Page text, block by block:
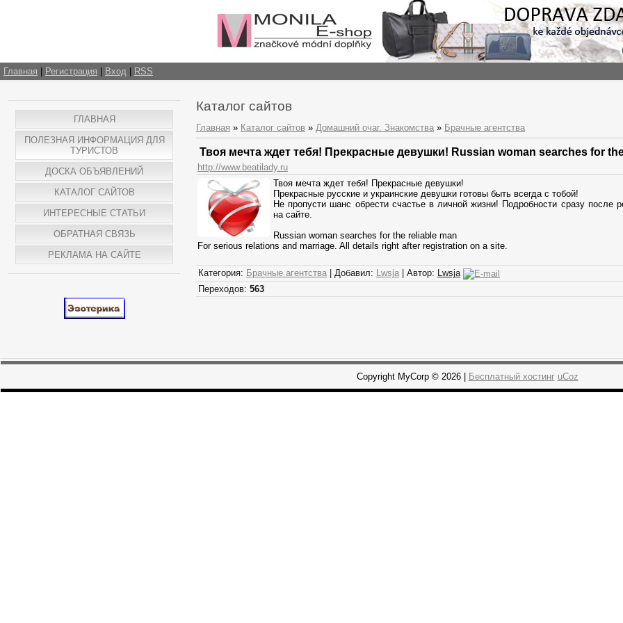
Главная Регистрация Вход RSS
ГЛАВНАЯ
ПОЛЕЗНАЯ ИНФОРМАЦИЯ ДЛЯ
ТУРИСТОВ
ДОСКА ОБЪЯВЛЕНИЙ
КАТАЛОГ САЙТОВ
ИНТЕРЕСНЫЕ СТАТЬИ
ОБРАТНАЯ СВЯЗЬ
РЕКЛАМА НА САЙТЕ
Каталог сайтов
Главная » Каталог сайтов » Домашний очаг. Знакомства » Брачные агентства
Твоя мечта ждет тебя! Прекрасные девушки! Russian woman searches for
http://www.beatilady.ru
Твоя мечта ждет тебя! Прекрасные девушки!
Прекрасные русские и украинские девушки готовы быть всегда с тобой!
Не пропусти шанс обрести счастье в личной жизни! Подробности сразу после
на сайте.
Russian woman searches for the reliable man
For serious relations and marriage. All details right after registration on a site.
Категория: Брачные агентства | Добавил: Lwsja | Автор: Lwsja
Переходов: 563
Copyright MyCorp © 2026 | Бесплатный хостинг uCoz